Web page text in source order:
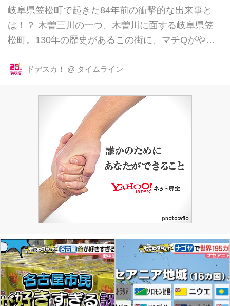
岐阜県笠松町で起きた84年前の衝撃的な出来事と
は！？ 木曽三川の一つ、木曽川に面する岐阜県笠
松町。130年の歴史があるこの街に、マチQがやっ
な出来事が起こったんだそう！ それが・・・隕石
浦高之さんによると、1938年(昭和13年)3月31日、
ドンというすごい音と共に、箕浦さんの祖父の家の
屋根瓦を突き破って隕石が落下！ 箕浦さんの祖父
は「これはひょっとして隕石じゃないか？」と直感
で思ったそう。落ちてきた隕石は、熱くてしばらく
触れなかったんだとか・・・。 まさか隕石が家の
中に落ちてくるなんて、一体誰...
ドデスカ！ @ タイムライン